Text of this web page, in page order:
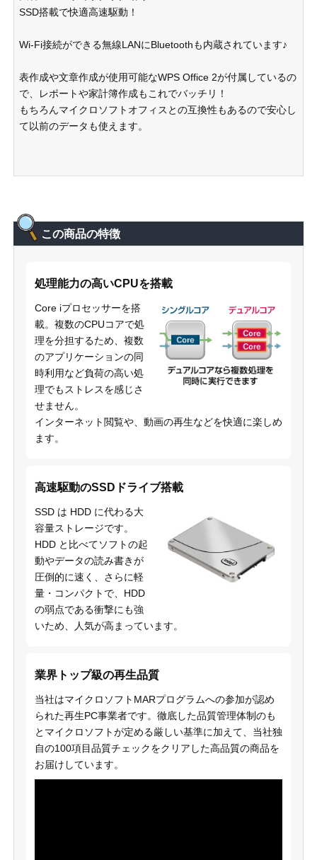
SSD搭載で快適高速駆動！
Wi-Fi接続ができる無線LANにBluetoothも内蔵されています♪
表作成や文章作成が使用可能なWPS Office 2が付属しているの
で、レポートや家計簿作成もこれでバッチリ！
もちろんマイクロソフトオフィスとの互換性もあるので安心し
て以前のデータも使えます。
この商品の特徴
処理能力の高いCPUを搭載
Core iプロセッサーを搭
載。複数のCPUコアで処
理を分担するため、複数
のアプリケーションの同
時利用など負荷の高い処
理でもストレスを感じさ
せません。
インターネット閲覧や、動画の再生などを快適に楽しめ
ます。
高速駆動のSSDドライブ搭載
SSD は HDD に代わる大
容量ストレージです。
HDD と比べてソフトの起
動やデータの読み書きが
圧倒的に速く、さらに軽
量・コンパクトで、HDD
の弱点である衝撃にも強
いため、人気が高まっています。
業界トップ級の再生品質
当社はマイクロソフトMARプログラムへの参加が認め
られた再生PC事業者です。徹底した品質管理体制のも
とマイクロソフトが定める厳しい基準に加えて、当社独
自の100項目品質チェックをクリアした高品質の商品を
お届けしています。